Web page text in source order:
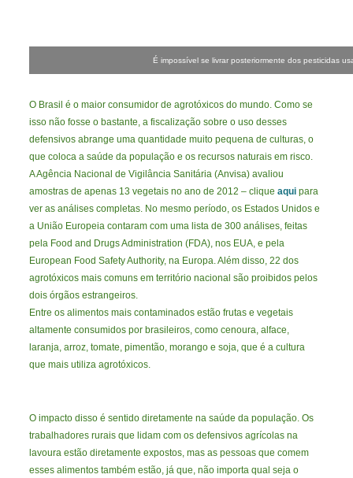
É impossível se livrar posteriormente dos pesticidas
O Brasil é o maior consumidor de agrotóxicos do mundo. Como se
isso não fosse o bastante, a fiscalização sobre o uso desses
defensivos abrange uma quantidade muito pequena de culturas, o
que coloca a saúde da população e os recursos naturais em risco.
A Agência Nacional de Vigilância Sanitária (Anvisa) avaliou
amostras de apenas 13 vegetais no ano de 2012 – clique aqui para
ver as análises completas. No mesmo período, os Estados Unidos e
a União Europeia contaram com uma lista de 300 análises, feitas
pela Food and Drugs Administration (FDA), nos EUA, e pela
European Food Safety Authority, na Europa. Além disso, 22 dos
agrotóxicos mais comuns em território nacional são proibidos pelos
dois órgãos estrangeiros.
Entre os alimentos mais contaminados estão frutas e vegetais
altamente consumidos por brasileiros, como cenoura, alface,
laranja, arroz, tomate, pimentão, morango e soja, que é a cultura
que mais utiliza agrotóxicos.
O impacto disso é sentido diretamente na saúde da população. Os
trabalhadores rurais que lidam com os defensivos agrícolas na
lavoura estão diretamente expostos, mas as pessoas que comem
esses alimentos também estão, já que, não importa qual seja o